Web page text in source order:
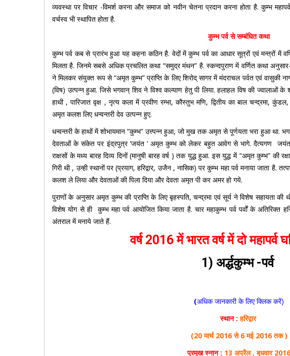
व्यवस्था पर विचार -विमर्श करना और समाज को नवीन चेतना प्रदान करना होता है. कुम्भ
वर्चस्व भी स्थापित होता है.
कुम्भ पर्व से सम्बंधित कथा
कुम्भ पर्व कब से प्रारंभ हुआ यह कहना कठिन है. वेदों में कुम्भ पर्व का आधार सूत्रों एवं मन्त्रों में
मिलता है. जिनमे सबसे अधिक प्रचलित कथा “समुद्र मंथन” है. स्कन्दपुराण में वर्णित कथा
ने मिलकर संयुक्त रूप से “अमृत कुम्भ” प्राप्ति के लिए शिरोद् सागर में मंदराचल पर्वत एवं वासुकी
(विष) उत्पन्न हुआ. जिसे भगवान् शिव ने विश्व कल्याण हेतु पी लिया. हलाहल विष की ज्वालाओं के
हाथी , पारिजात वृक्ष , नृत्य कला में प्रवीण रम्भा, कौस्तुभ मणि, द्वितीय का बाल चन्द्रमा,
अमृत कलश लिए धन्वन्तरी देव उत्पन्न हुए.
धन्वन्तरी के हाथों में शोभायमान “कुम्भ” उत्त्पन्न हुआ, जो मुख तक अमृत से पूर्णयता भरा हुआ था.
देवताओं के संकेत पर इंद्रपुत्र ‘जयंत ‘ अमृत कुम्भ को लेकर बहुत आवेग से भागे. दैत्यगण जयंत
राक्षसों के मध्य बारह दिव्य दिनों (मानुषी बारह वर्ष ) तक युद्ध हुआ. इस युद्ध में “अमृत कुम्भ”
गिरी थी , उन्ही स्थानों पर (प्रयाग, हरिद्वार, उजैन , नासिक) पर कुम्भ महा पर्व मनाया जाता है.
कलश ले लिया और देवताओं की पिला दिया और देवता अमृत पी कर अमर हो गये.
पुराणों के अनुसार अमृत कुम्भ की प्राप्ति के लिए बृहस्पति, चन्द्रमा एवं सूर्य ने विशेष सहायता की
विशेष योग से ही कुम्भ महा पर्व आयोजित किया जाता है. चार महाकुम्भ पर्व पर्वों के अतिरिक्त
अंतराल में मनाये जाते हैं.
वर्ष 2016 में भारत वर्ष में दो महापर्व
1) अर्द्धकुम्भ -पर्व
(अधिक जानकारी के लिए क्लिक करें)
स्थान : हरिद्वार
(20 मार्च 2016 से 6 मई 2016 तक )
प्रमुख स्नान : 13 अप्रैल , बुधवार 2016